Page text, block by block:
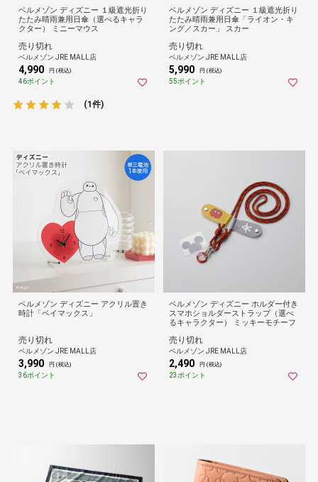
ベルメゾン ディズニー １級遮光折り
たたみ晴雨兼用日傘（選べるキャラ
クター） ミニーマウス
売り切れ
ベルメゾン JRE MALL店
4,990 円 (税込)
46ポイント
(1件)
ベルメゾン ディズニー １級遮光折り
たたみ晴雨兼用日傘「ライオン・キ
ング／スカー」 スカー
売り切れ
ベルメゾン JRE MALL店
5,990 円 (税込)
55ポイント
ベルメゾン ディズニー アクリル置き
時計「ベイマックス」
売り切れ
ベルメゾン JRE MALL店
3,990 円 (税込)
36ポイント
ベルメゾン ディズニー ホルダー付き
スマホショルダーストラップ（選べ
るキャラクター） ミッキーモチーフ
売り切れ
ベルメゾン JRE MALL店
2,490 円 (税込)
23ポイント